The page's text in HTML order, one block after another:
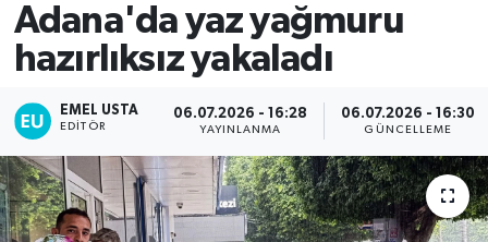
Adana'da yaz yağmuru
hazırlıksız yakaladı
EMEL USTA
EDITÖR
06.07.2026 - 16:28
YAYINLANMA
06.07.2026 - 16:30
GÜNCELLEME